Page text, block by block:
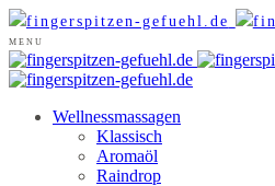
MENU
Wellnessmassagen
Klassisch
Aromaöl
Raindrop